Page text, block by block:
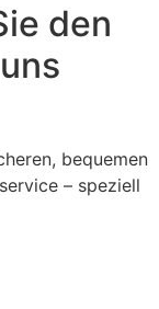
den
bequemen
– speziell